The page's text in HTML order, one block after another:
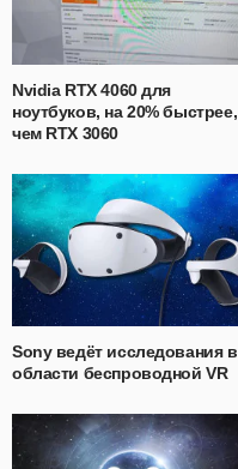
Nvidia RTX 4060 для
ноутбуков, на 20% быстрее,
чем RTX 3060
Sony ведёт исследования в
области беспроводной VR